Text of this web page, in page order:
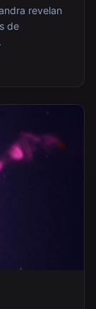
revelan
de